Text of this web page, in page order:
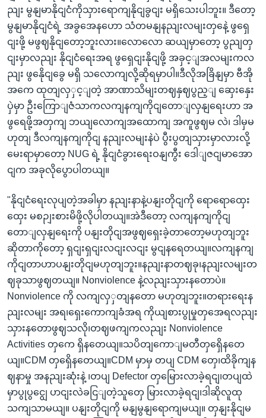
ညျး မွနျမာနိုငျငံကိုသှားရောကျနိုငျခွငျး မရှိသေးပါဘူး။ ဒီတော့
မွနျမာနိုငျငံရဲ့ အခွအေနဟော သံတမနျနညျးလမျးတှနေဲ့ ဖွရှေ
ငျးဖို့ မဖွဈနိုငျတော့ဘူးလား။လောလော ဆယျမှာတော့ ပွညျတှ
ငျးမှာလညျး နိုငျငံရေးအရ ဖွရှေငျးနိုငျဖို့ အခှင့ျအလမျးကလ
ညျး ဖွနေိုငျခွေ မရှိ သလောကျလို့ဆိုရမှာပါ။ဒီလိုအခြိနျမှာ ဗီအို
အကေ ထုတျလှှင့ျတဲ့ အာဏာသိမျးတဈနှဈပွည့ျ ဆှေးနှေး
ပှဲမှာ ဦးကြောျဇံသာကလကျနကျကိုငျတောျလှနျရေးဟာ အ
ဖွရေဖို့အတှကျ ဘယျလောကျအထောကျ အကူဖွဈမ လဲ၊ ဒါမှမ
ဟုတျ ဒီလကျနကျကိုငျ နညျးလမျးနဲပဲ ပွီးပွတျသှားမှာလားလို့
မေးရာမှာတော့ NUG ရဲ့ နိုငျငံခွားရေးဝနျကွီး ဒေါျဇငျမာအော
ငျက အခုလိုပွောပါတယျ။
"နိုငျငံရေးလုပျတဲ့အခါမှာ နညျးနာနဲ့ပနျးတိုငျကို ရောရောထှေး
ထှေး မစဉျးစားမိဖို့လိုပါတယျ။အဲဒီတော့ လကျနကျကိုငျ
တောျလှနျရေးကို ပနျးတိုငျအဖွဈရှေးခဲ့တာတော့မဟုတျဘူး
ဆိုတာကိုတော့ ရှငျးရှငျးလငျးလငျး မွငျနရေတယျ။လကျနကျ
ကိုငျတာဟာပနျးတိုငျမဟုတျဘူး။နညျးနာတဈခု၊နညျးလမျးတ
ဈခုသာဖွဈတယျ။ Nonviolence နဲ့လညျးသှားနတောပဲ။
Nonviolence ကို လကျလှှတျနတော မဟုတျဘူး။တရားရေးန
ညျးလမျး အရ၊ရှေးကောကျခံအရ ကိုယျစားပွုမှုတှအေရလညျး
သှားနတောဖွဈသလို၊တဈဖကျကလညျး Nonviolence
Activities တှကေ ရှိနတေယျ။သပိတျကောျမတီတှရှေိနတေ
ယျ။CDM တှရှေိနတေယျ။CDM မှာမှ တပျ CDM တှေ၊ထိခိုကျန
ဈနာမှု အနညျးဆုံးနဲ့ ၊တပျ Defector တှမြေားလာခဲ့ရငျ၊တပျထဲ
မှာပွုပွငျွေ ပာငျးလဲခငြျတဲ့သူတှေ မြားလာခဲ့ရငျ၊ဒါဆိုလူထု
သကျသာမယျ။ ပနျးတိုငျကို မနျမွနျရောကျမယျ။ တှနျးနိုငျမ